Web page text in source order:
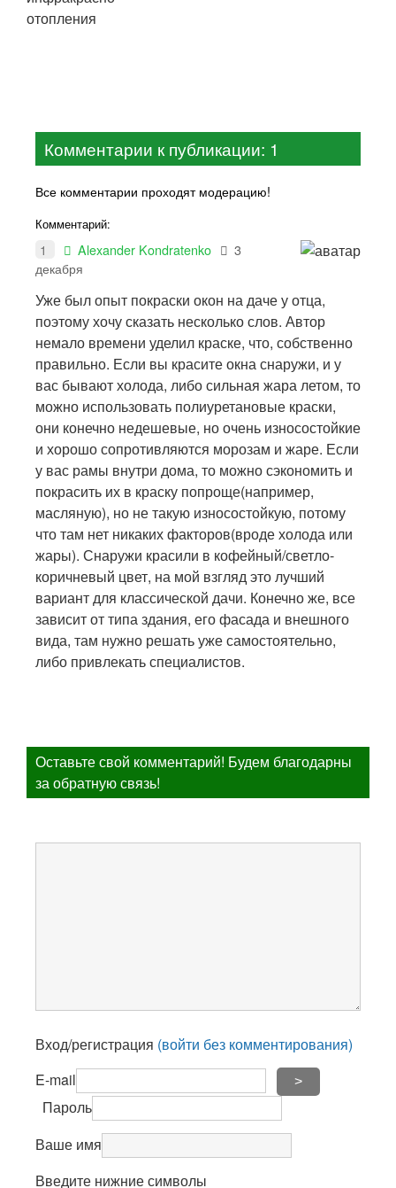
Комментарии к публикации: 1
Все комментарии проходят модерацию!
Комментарий:
1 Alexander Kondratenko
3
декабря
Уже был опыт покраски окон на даче у отца,
поэтому хочу сказать несколько слов. Автор
немало времени уделил краске, что, собственно
правильно. Если вы красите окна снаружи, и у
вас бывают холода, либо сильная жара летом, то
можно использовать полиуретановые краски,
они конечно недешевые, но очень износостойкие
и хорошо сопротивляются морозам и жаре. Если
у вас рамы внутри дома, то можно сэкономить и
покрасить их в краску попроще(например,
масляную), но не такую износостойкую, потому
что там нет никаких факторов(вроде холода или
жары). Снаружи красили в кофейный/светло-
коричневый цвет, на мой взгляд это лучший
вариант для классической дачи. Конечно же, все
зависит от типа здания, его фасада и внешного
вида, там нужно решать уже самостоятельно,
либо привлекать специалистов.
Оставьте свой комментарий! Будем благодарны
за обратную связь!
Вход/регистрация (войти без комментирования)
E-mail
>
Пароль
Ваше имя
Введите нижние символы